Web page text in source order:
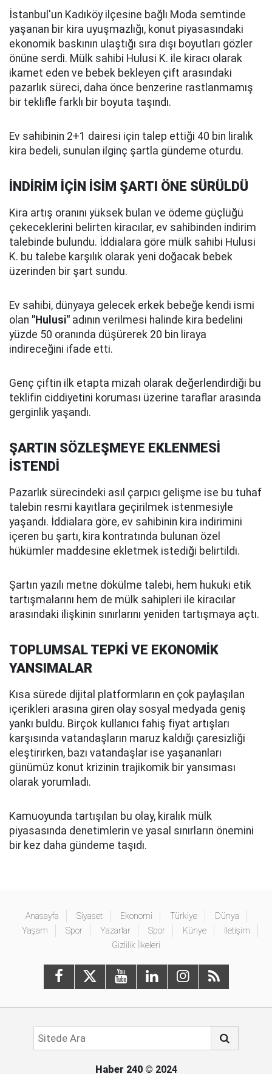
İstanbul'un Kadıköy ilçesine bağlı Moda semtinde
yaşanan bir kira uyuşmazlığı, konut piyasasındaki
ekonomik baskının ulaştığı sıra dışı boyutları gözler
önüne serdi. Mülk sahibi Hulusi K. ile kiracı olarak
ikamet eden ve bebek bekleyen çift arasındaki
pazarlık süreci, daha önce benzerine rastlanmamış
bir teklifle farklı bir boyuta taşındı.
Ev sahibinin 2+1 dairesi için talep ettiği 40 bin liralık
kira bedeli, sunulan ilginç şartla gündeme oturdu.
İNDİRİM İÇİN İSİM ŞARTI ÖNE SÜRÜLDÜ
Kira artış oranını yüksek bulan ve ödeme güçlüğü
çekeceklerini belirten kiracılar, ev sahibinden indirim
talebinde bulundu. İddialara göre mülk sahibi Hulusi
K. bu talebe karşılık olarak yeni doğacak bebek
üzerinden bir şart sundu.
Ev sahibi, dünyaya gelecek erkek bebeğe kendi ismi
olan "Hulusi" adının verilmesi halinde kira bedelini
yüzde 50 oranında düşürerek 20 bin liraya
indireceğini ifade etti.
Genç çiftin ilk etapta mizah olarak değerlendirdiği bu
teklifin ciddiyetini koruması üzerine taraflar arasında
gerginlik yaşandı.
ŞARTIN SÖZLEŞMEYE EKLENMESİ
İSTENDİ
Pazarlık sürecindeki asıl çarpıcı gelişme ise bu tuhaf
talebin resmi kayıtlara geçirilmek istenmesiyle
yaşandı. İddialara göre, ev sahibinin kira indirimini
içeren bu şartı, kira kontratında bulunan özel
hükümler maddesine ekletmek istediği belirtildi.
Şartın yazılı metne dökülme talebi, hem hukuki etik
tartışmalarını hem de mülk sahipleri ile kiracılar
arasındaki ilişkinin sınırlarını yeniden tartışmaya açtı.
TOPLUMSAL TEPKİ VE EKONOMİK
YANSIMALAR
Kısa sürede dijital platformların en çok paylaşılan
içerikleri arasına giren olay sosyal medyada geniş
yankı buldu. Birçok kullanıcı fahiş fiyat artışları
karşısında vatandaşların maruz kaldığı çaresizliği
eleştirirken, bazı vatandaşlar ise yaşananları
günümüz konut krizinin trajikomik bir yansıması
olarak yorumladı.
Kamuoyunda tartışılan bu olay, kiralık mülk
piyasasında denetimlerin ve yasal sınırların önemini
bir kez daha gündeme taşıdı.
Anasayfa Siyaset Ekonomi Türkiye
Dünya
Yaşam
Spor Yazarlar Spor Künye
İletişim
Gizlilik İlkeleri
Haber 240© 2024